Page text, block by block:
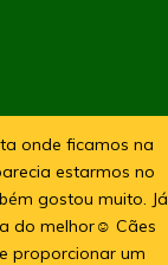
onde ficamos na
estarmos no
gostou muito. Já
do melhor☺️ Cães
proporcionar um